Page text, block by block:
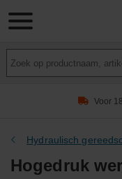
Voor
Hydraulisch
Hogedruk